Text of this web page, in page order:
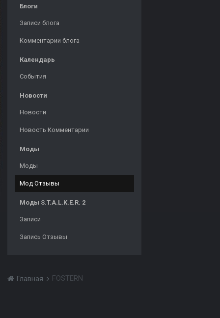
Блоги
Записи блога
Комментарии блога
Календарь
События
Новости
Новости
Новость Комментарии
Моды
Моды
Мод Отзывы
Моды S.T.A.L.K.E.R. 2
Записи
Запись Отзывы
Главная FOSTERN